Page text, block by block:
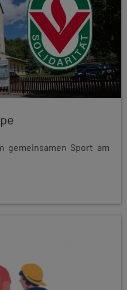
gemeinsamen Sport am